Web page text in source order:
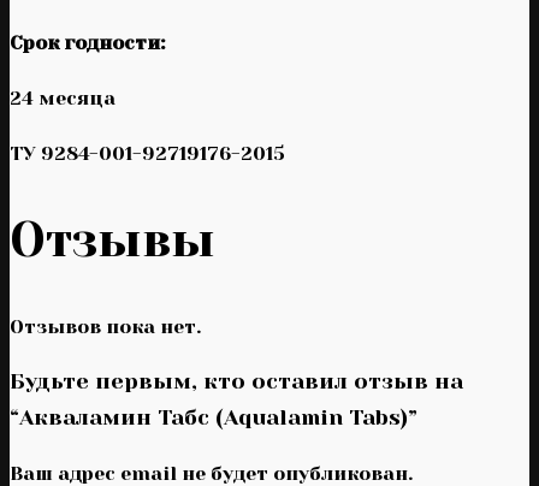
Срок годности:
24 месяца
ТУ 9284-001-92719176-2015
Отзывы
Отзывов пока нет.
Будьте первым, кто оставил отзыв на
“Акваламин Табс (Aqualamin Tabs)”
Ваш адрес email не будет опубликован.